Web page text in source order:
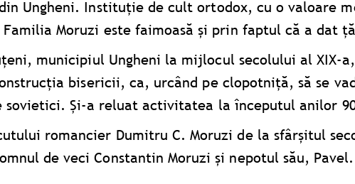
Ungheni. Instituție de cult ortodox, cu o valoare
Moruzi este faimoasă și prin faptul că a dat
municipiul Ungheni la mijlocul secolului al XIX-
bisericii, ca, urcând pe clopotniţă, să se
sovietici. Și-a reluat activitatea la începutul anilor
romancier Dumitru C. Moruzi de la sfârșitul
de veci Constantin Moruzi și nepotul său, Pavel.